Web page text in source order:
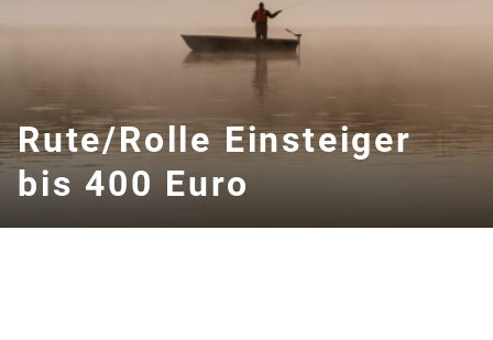
Rute/Rolle Einsteiger
bis 400 Euro